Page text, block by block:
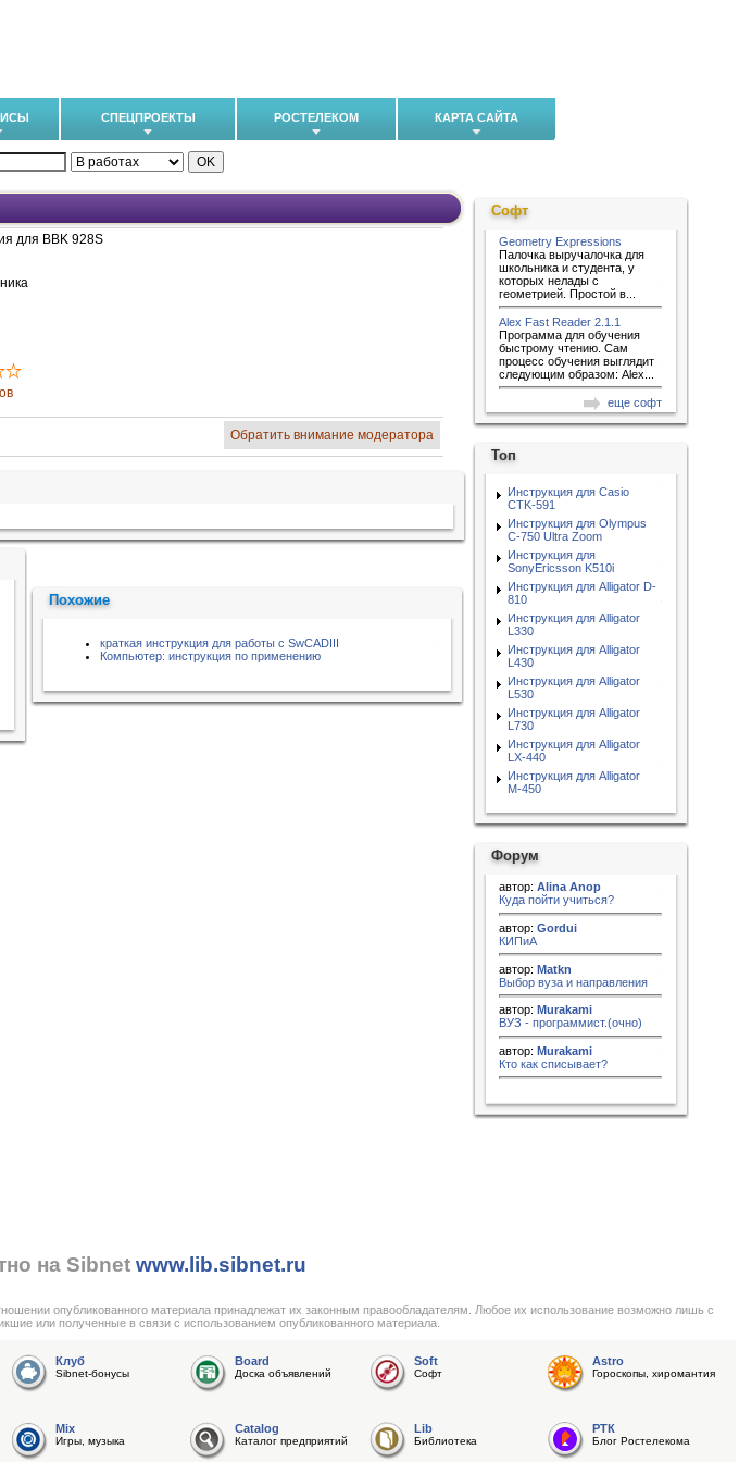
СПЕЦПРОЕКТЫ РОСТЕЛЕКОМ КАРТА САЙТА
для BBK 928S
Обратить внимание модератора
Похожие
краткая инструкция для работы с SwCADIII
Компьютер: инструкция по применению
Софт
Geometry Expressions
Палочка выручалочка для
школьника и студента, у
которых нелады с
геометрией. Простой в...
Alex Fast Reader 2.1.1
Программа для обучения
быстрому чтению. Сам
процесс обучения выглядит
следующим образом: Alex...
еще софт
Топ
Инструкция для Casio
CTK-591
Инструкция для Olympus
C-750 Ultra Zoom
Инструкция для
SonyEricsson K510i
Инструкция для Alligator D-
810
Инструкция для Alligator
L330
Инструкция для Alligator
L430
Инструкция для Alligator
L530
Инструкция для Alligator
L730
Инструкция для Alligator
LX-440
Инструкция для Alligator
M-450
Форум
автор: Alina Anop
Куда пойти учиться?
автор: Gordui
КИПиА
автор: Matkn
Выбор вуза и направления
автор: Murakami
ВУЗ - программист.(очно)
автор: Murakami
Кто как списывает?
на Sibnet www.lib.sibnet.ru
опубликованного материала принадлежат их законным правообладателям. Любое их использование возможно лишь с
или полученные в связи с использованием опубликованного материала.
Клуб
Sibnet-бонусы
Board
Доска объявлений
Soft
Софт
Astro
Гороскопы, хиромантия
Mix
Игры, музыка
Catalog
Каталог предприятий
Lib
Библиотека
РТК
Блог Ростелекома